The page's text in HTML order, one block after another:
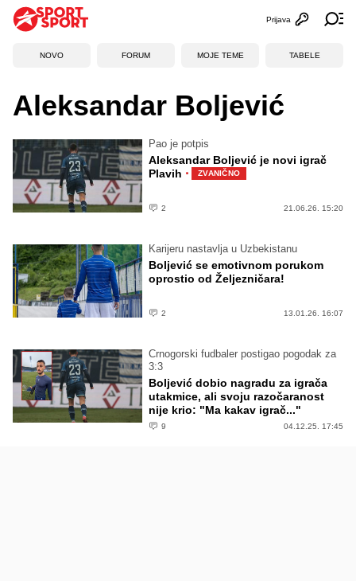
Otvori
Prijava
NOVO FORUM MOJE TEME TABELE
Aleksandar Boljević
Pao je potpis
Aleksandar Boljević je novi igrač
Plavih · ZVANIČNO
2 21.06.26. 15:20
Karijeru nastavlja u Uzbekistanu
Boljević se emotivnom porukom
oprostio od Željezničara!
2 13.01.26. 16:07
Crnogorski fudbaler postigao pogodak za
3:3
Boljević dobio nagradu za igrača
utakmice, ali svoju razočaranost
nije krio: "Ma kakav igrač..."
9 04.12.25. 17:45